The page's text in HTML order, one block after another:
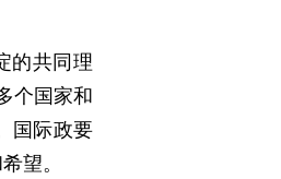
的共同理
个国家和
国际政要
望。